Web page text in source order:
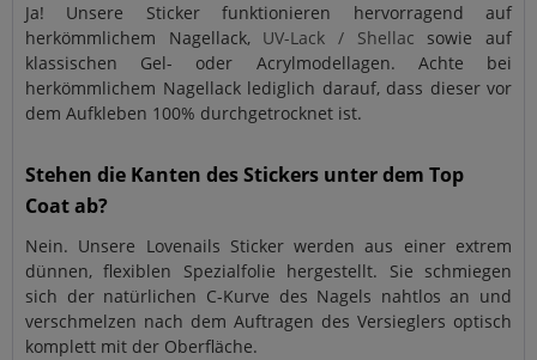
Ja! Unsere Sticker funktionieren hervorragend auf
herkömmlichem Nagellack, UV-Lack / Shellac sowie auf
klassischen Gel- oder Acrylmodellagen. Achte bei
herkömmlichem Nagellack lediglich darauf, dass dieser vor
dem Aufkleben 100% durchgetrocknet ist.
Stehen die Kanten des Stickers unter dem Top
Coat ab?
Nein. Unsere Lovenails Sticker werden aus einer extrem
dünnen, flexiblen Spezialfolie hergestellt. Sie schmiegen
sich der natürlichen C-Kurve des Nagels nahtlos an und
verschmelzen nach dem Auftragen des Versieglers optisch
komplett mit der Oberfläche.